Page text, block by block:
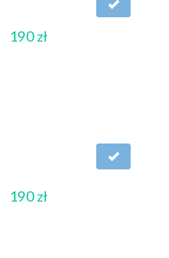
190 zł
190 zł